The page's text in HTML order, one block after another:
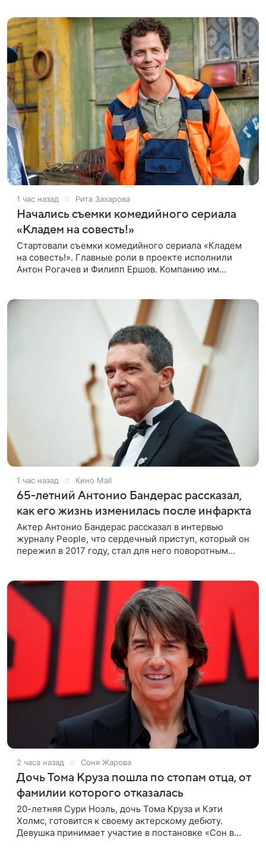
1 час назад Рита Захарова
Начались съемки комедийного сериала
«Кладем на совесть!»
Стартовали съемки комедийного сериала «Кладем
на совесть!». Главные роли в проекте исполнили
Антон Рогачев и Филипп Ершов. Компанию им
1 час назад Кино Mail
65-летний Антонио Бандерас рассказал,
как его жизнь изменилась после инфаркта
Актер Антонио Бандерас рассказал в интервью
журналу People, что сердечный приступ, который он
пережил в 2017 году, стал для него поворотным
2 часа назад Соня Жарова
Дочь Тома Круза пошла по стопам отца, от
фамилии которого отказалась
20-летняя Сури Ноэль, дочь Тома Круза и Кэти
Холмс, готовится к своему актерскому дебюту.
Девушка принимает участие в постановке «Сон в